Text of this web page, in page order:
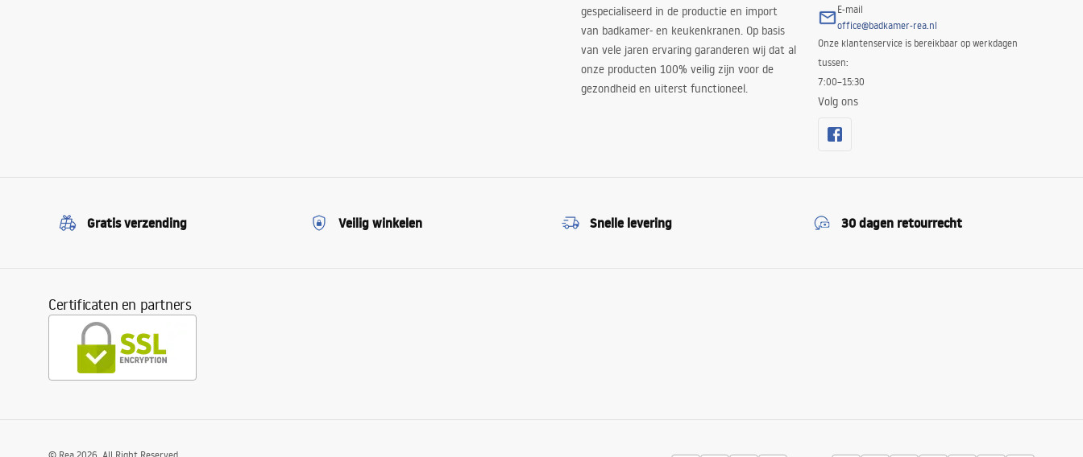
gespecialiseerd in de productie en import
van badkamer- en keukenkranen. Op basis
van vele jaren ervaring garanderen wij dat al
onze producten 100% veilig zijn voor de
gezondheid en uiterst functioneel.
E-mail
office@badkamer-rea.nl
Onze klantenservice is bereikbaar op werkdagen
tussen:
7:00–15:30
Volg ons
Gratis verzending Veilig winkelen Snelle levering 30 dagen retourrecht
Certificaten en partners